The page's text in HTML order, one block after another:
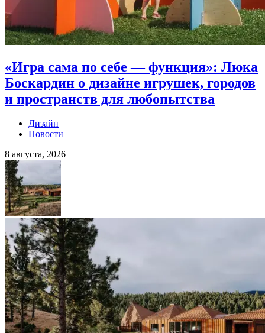
«Игра сама по себе — функция»: Люка
Боскардин о дизайне игрушек, городов
и пространств для любопытства
Дизайн
Новости
8 августа, 2026